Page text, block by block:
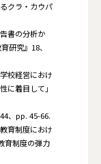
クラ・カウパ
の分析か
研究』18、
校経営におけ
に着目して」
pp. 45-66.
育制度におけ
育制度の弾力